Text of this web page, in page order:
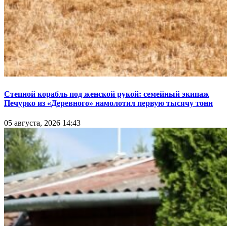
Степной корабль под женской рукой: семейный экипаж
Печурко из «Деревного» намолотил первую тысячу тонн
05 августа, 2026 14:43